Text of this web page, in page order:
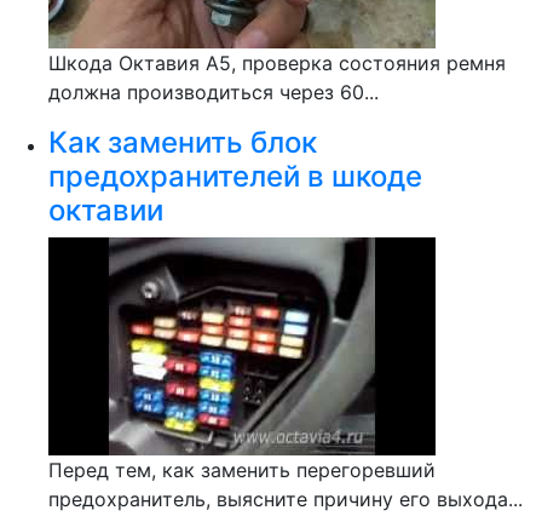
Шкода Октавия А5, проверка состояния ремня
должна производиться через 60...
Как заменить блок
предохранителей в шкоде
октавии
Перед тем, как заменить перегоревший
предохранитель, выясните причину его выхода...